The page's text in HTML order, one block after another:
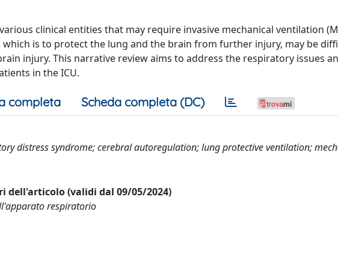
clinical entities that may require invasive mechanical ventilation
which is to protect the lung and the brain from further injury, may be
injury. This narrative review aims to address the respiratory issues
in the ICU.
completa Scheda completa (DC)
distress syndrome; cerebral autoregulation; lung protective ventilation;
dell'articolo (validi dal 09/05/2024)
respiratorio